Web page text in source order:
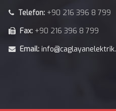
Telefon: +90 216 396 8 799
Fax: +90 216 396 8 799
Email: